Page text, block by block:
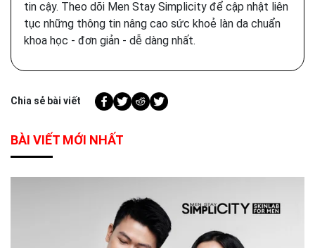
tin cậy. Theo dõi Men Stay Simplicity để cập nhật liên
tục những thông tin nâng cao sức khoẻ làn da chuẩn
khoa học - đơn giản - dễ dàng nhất.
Chia sẻ bài viết
BÀI VIẾT MỚI NHẤT